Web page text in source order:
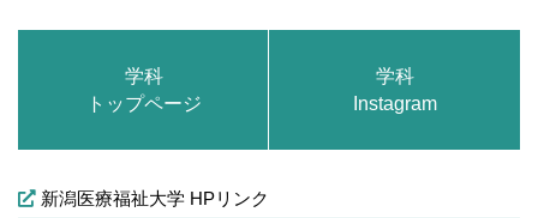
学科
トップページ
学科
Instagram
新潟医療福祉大学 HPリンク